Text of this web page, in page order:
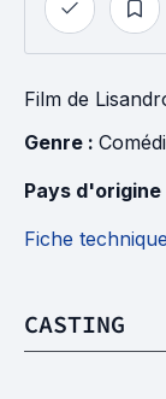
Film de
Genre :
Pays d'origine
Fiche technique
CASTING